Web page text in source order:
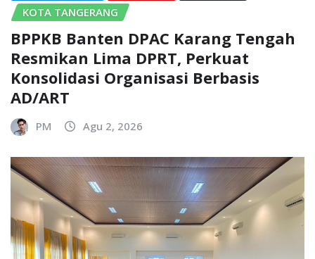
KOTA TANGERANG
BPPKB Banten DPAC Karang Tengah
Resmikan Lima DPRT, Perkuat
Konsolidasi Organisasi Berbasis
AD/ART
PM Agu 2, 2026